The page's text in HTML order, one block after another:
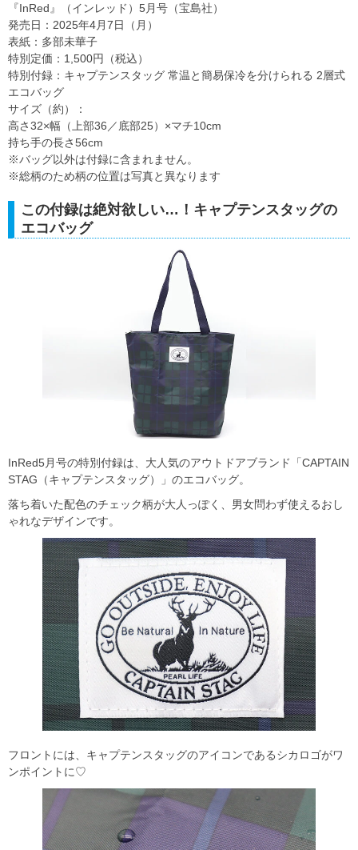
『InRed』（インレッド）5月号（宝島社）
発売日：2025年4月7日（月）
表紙：多部未華子
特別定価：1,500円（税込）
特別付録：キャプテンスタッグ 常温と簡易保冷を分けられる 2層式
エコバッグ
サイズ（約）：
高さ32×幅（上部36／底部25）×マチ10cm
持ち手の長さ56cm
※バッグ以外は付録に含まれません。
※総柄のため柄の位置は写真と異なります
この付録は絶対欲しい…！キャプテンスタッグの
エコバッグ
InRed5月号の特別付録は、大人気のアウトドアブランド「CAPTAIN
STAG（キャプテンスタッグ）」のエコバッグ。
落ち着いた配色のチェック柄が大人っぽく、男女問わず使えるおし
ゃれなデザインです。
フロントには、キャプテンスタッグのアイコンであるシカロゴがワ
ンポイントに♡